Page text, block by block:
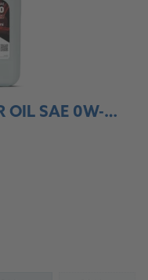
HIGHTEC RACING MOTOR OIL SAE 0W-40